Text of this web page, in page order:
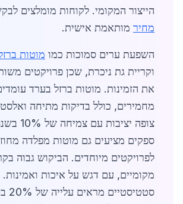
הייצור המקומי. לקוחות מומלצים
מחיר מותאמת אישית.
השפעת ערים סמוכות כמו מוטות
וקריית גת ניכרת, שכן פרויקטים
את הזמינות. מוטות ברזל בערד
מחמירים, כולל בדיקות מתיחה
צופה
ספקים מציעים גם מוטות מפלדה
לפרויקטים מיוחדים. הביקוש גבוה
מקומיים, עם דגש על איכות ואמינות.